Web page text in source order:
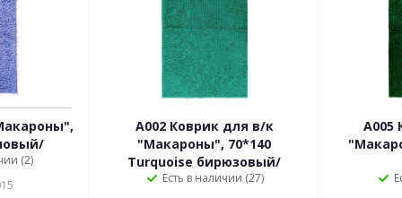
(2)
A002 Коврик для в/к
"Макароны", 70*140
Turquoise бирюзовый/
Есть в наличии (27)
A005